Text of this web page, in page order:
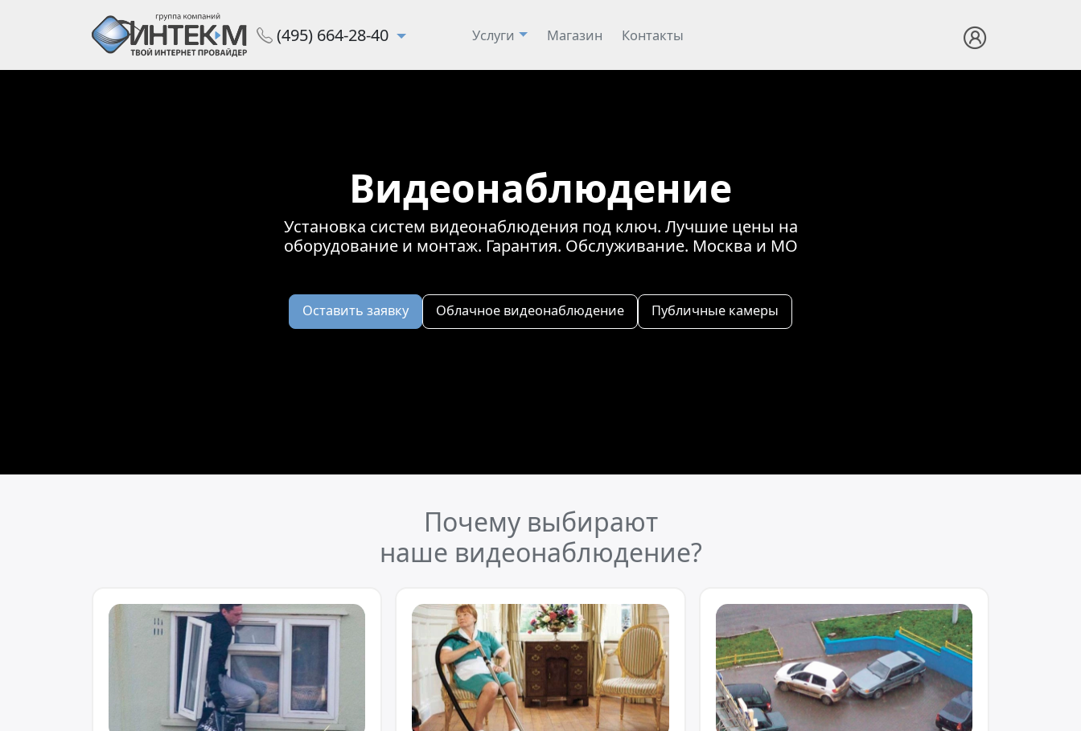
(495) 664-28-40 Услуги Магазин Контакты
Видеонаблюдение
Установка систем видеонаблюдения под ключ. Лучшие цены на
оборудование и монтаж. Гарантия. Обслуживание. Москва и МО
Оставить заявку Облачное видеонаблюдение Публичные камеры
Почему выбирают
наше видеонаблюдение?